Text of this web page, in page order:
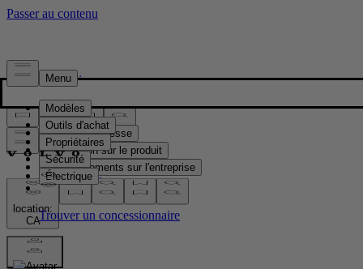
Presse & Médias
Matériel de presse
Information sur le produit
Renseignements sur l'entreprise
Contacts médias
location:
CA
Images